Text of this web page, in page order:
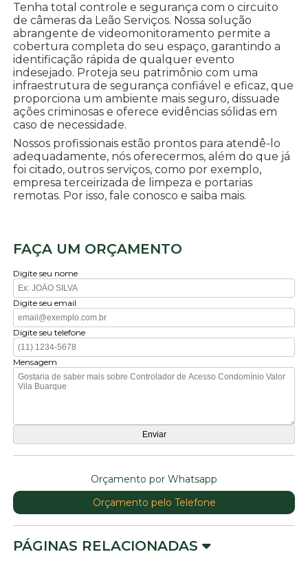
Tenha total controle e segurança com o circuito
de câmeras da Leão Serviços. Nossa solução
abrangente de videomonitoramento permite a
cobertura completa do seu espaço, garantindo a
identificação rápida de qualquer evento
indesejado. Proteja seu patrimônio com uma
infraestrutura de segurança confiável e eficaz, que
proporciona um ambiente mais seguro, dissuade
ações criminosas e oferece evidências sólidas em
caso de necessidade.
Nossos profissionais estão prontos para atendê-lo
adequadamente, nós oferecermos, além do que já
foi citado, outros serviços, como por exemplo,
empresa terceirizada de limpeza e portarias
remotas. Por isso, fale conosco e saiba mais.
FAÇA UM ORÇAMENTO
Digite seu nome
Digite seu email
Digite seu telefone
Mensagem
Orçamento por Whatsapp
Orçamento pelo Telefone
PÁGINAS RELACIONADAS